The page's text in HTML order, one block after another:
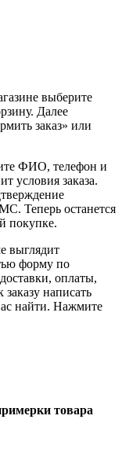
выберите
Далее
заказ» или
ФИО, телефон и
условия заказа.
Теперь останется
покупке.
выглядит
форму по
оплаты,
написать
найти. Нажмите
товара